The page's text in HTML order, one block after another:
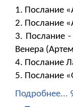
1. Послание
2. Послание
3. Послание -
Венера
4. Послание
5. Послание
Подробнее...